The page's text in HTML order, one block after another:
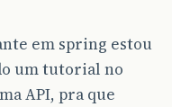
em spring estou
um tutorial no
API, pra que